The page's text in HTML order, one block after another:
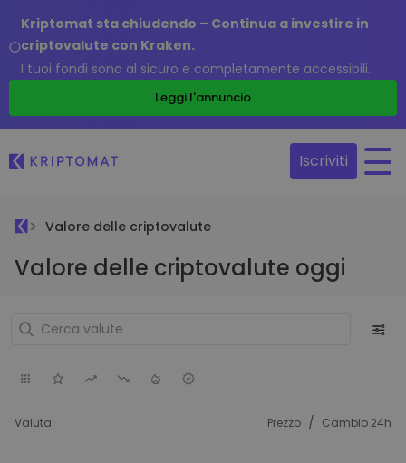
Kriptomat sta chiudendo – Continua a investire in
criptovalute con Kraken.
I tuoi fondi sono al sicuro e completamente accessibili.
Leggi l'annuncio
Iscriviti
Valore delle criptovalute
Valore delle criptovalute oggi
Valuta Prezzo / Cambio 24h